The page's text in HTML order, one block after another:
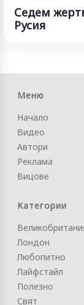
Седем
Русия
Меню
Начало
Видео
Автори
Реклама
Вицове
Категории
Лондон
Любопитно
Лайфстайл
Полезно
Свят